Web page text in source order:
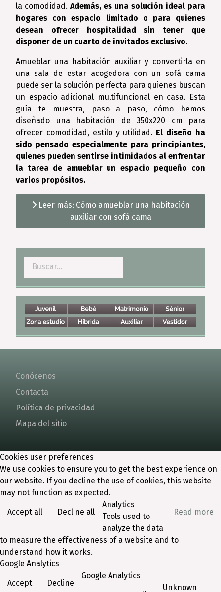
la comodidad. Además, es una solución ideal para
hogares con espacio limitado o para quienes
desean ofrecer hospitalidad sin tener que
disponer de un cuarto de invitados exclusivo.
Amueblar una habitación auxiliar y convertirla en
una sala de estar acogedora con un sofá cama
puede ser la solución perfecta para quienes buscan
un espacio adicional multifuncional en casa. Esta
guía te muestra, paso a paso, cómo hemos
diseñado una habitación de 350x220 cm para
ofrecer comodidad, estilo y utilidad. El diseño ha
sido pensado especialmente para principiantes,
quienes pueden sentirse intimidados al enfrentar
la tarea de amueblar un espacio pequeño con
varios propósitos.
Leer más: Cómo amueblar una habitación
auxiliar con sofá cama
Buscar
Conócenos
Contacta
Política de privacidad
Mapa del sitio
Cookies user preferences
We use cookies to ensure you to get the best experience on
our website. If you decline the use of cookies, this website
may not function as expected.
Accept all Decline all Read more
Analytics
Tools used to
analyze the data
to measure the effectiveness of a website and to
understand how it works.
Google Analytics
Accept Decline
Google Analytics
Unknown